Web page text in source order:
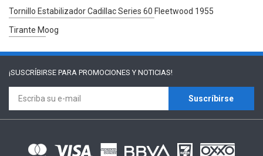
Tornillo Estabilizador Cadillac Series 60 Fleetwood 1955
Tirante Moog
¡SUSCRÍBIRSE PARA PROMOCIONES Y NOTICIAS!
Suscríbirse